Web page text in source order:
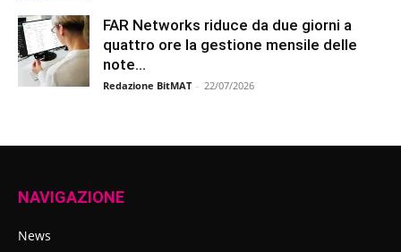
FAR Networks riduce da due giorni a
quattro ore la gestione mensile delle
note...
Redazione BitMAT - 22/07/2026
NAVIGAZIONE
News